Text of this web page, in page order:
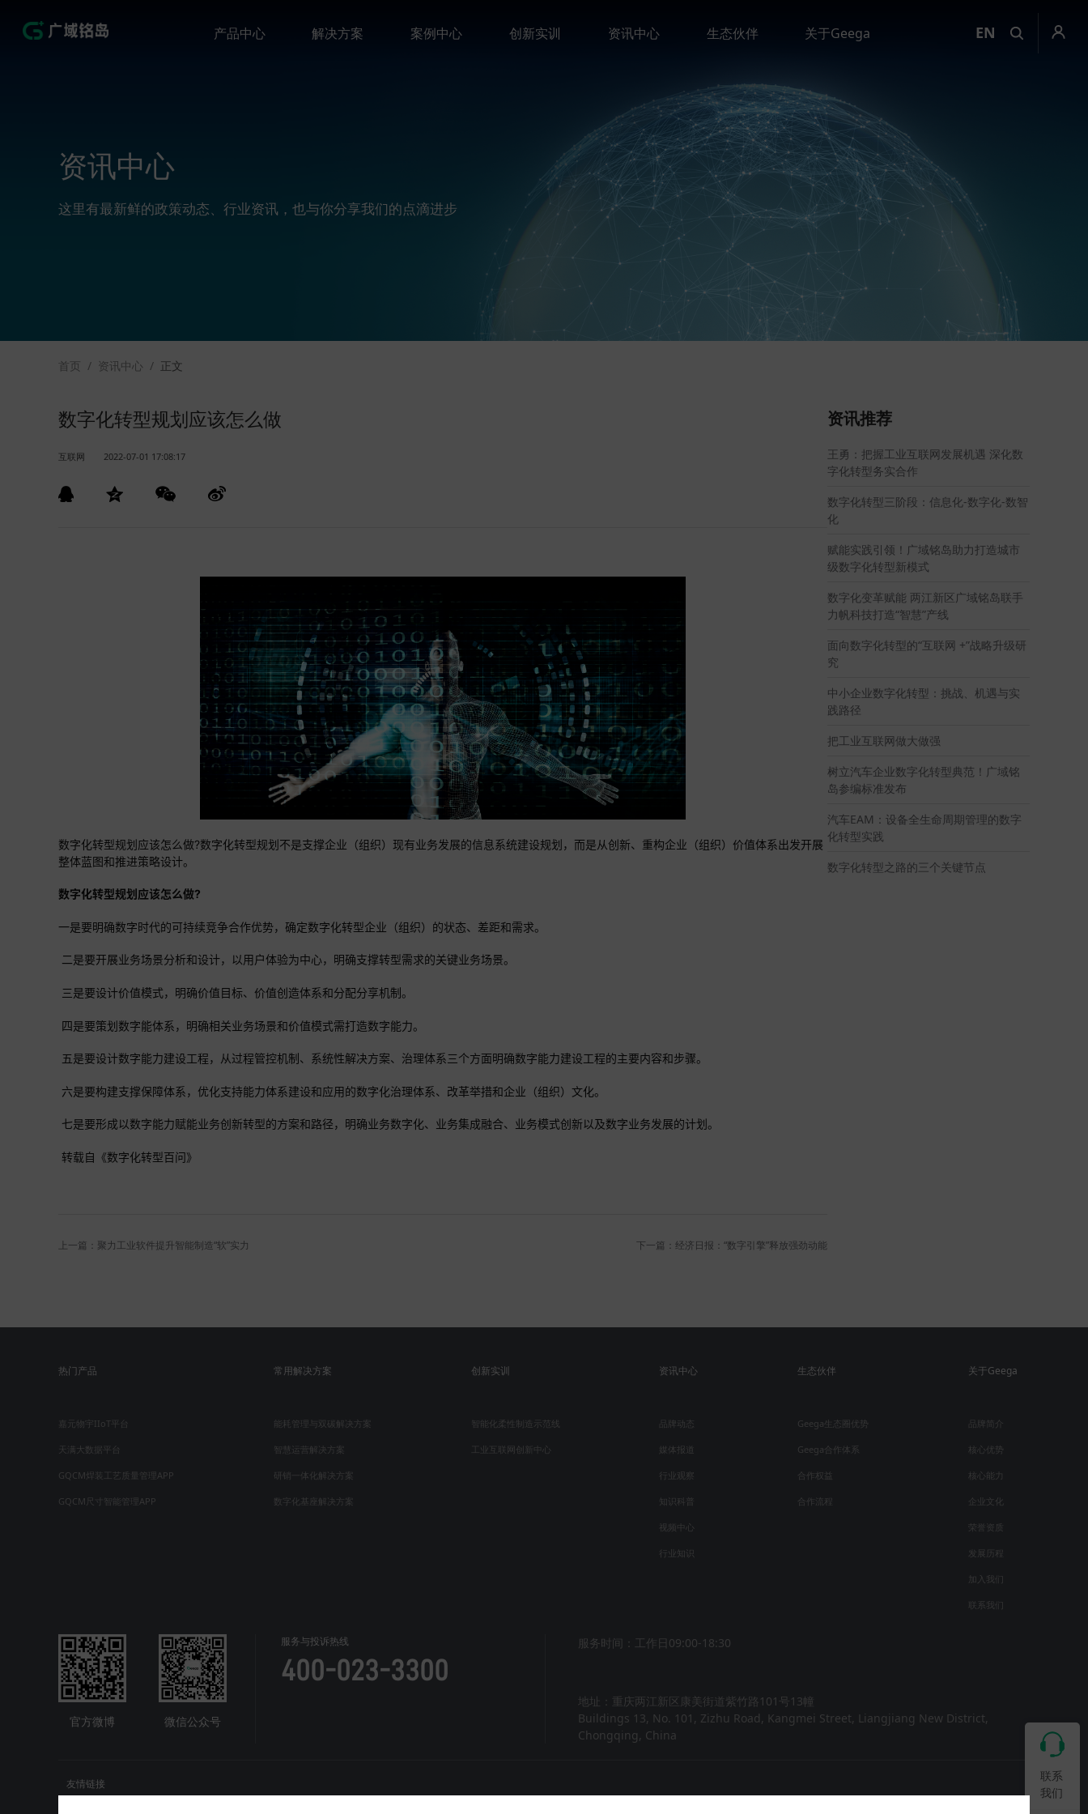
产品中心 解决方案 案例中心 创新实训 资讯中心 生态伙伴 关于Geega EN
资讯中心
这里有最新鲜的政策动态、行业资讯，也与你分享我们的点滴进步
首页 / 资讯中心 / 正文
数字化转型规划应该怎么做
互联网 2022-07-01 17:08:17
数字化转型规划应该怎么做?数字化转型规划不是支撑企业（组织）现有业务发展的信息系统建设规划，而是从创新、重构企业（组织）价值体系出发开展
整体蓝图和推进策略设计。
数字化转型规划应该怎么做?
一是要明确数字时代的可持续竞争合作优势，确定数字化转型企业（组织）的状态、差距和需求。
二是要开展业务场景分析和设计，以用户体验为中心，明确支撑转型需求的关键业务场景。
三是要设计价值模式，明确价值目标、价值创造体系和分配分享机制。
四是要策划数字能体系，明确相关业务场景和价值模式需打造数字能力。
五是要设计数字能力建设工程，从过程管控机制、系统性解决方案、治理体系三个方面明确数字能力建设工程的主要内容和步骤。
六是要构建支撑保障体系，优化支持能力体系建设和应用的数字化治理体系、改革举措和企业（组织）文化。
七是要形成以数字能力赋能业务创新转型的方案和路径，明确业务数字化、业务集成融合、业务模式创新以及数字业务发展的计划。
转载自《数字化转型百问》
上一篇：聚力工业软件提升智能制造“软”实力 下一篇：经济日报：“数字引擎”释放强劲动能
资讯推荐
王勇：把握工业互联网发展机遇 深化数
字化转型务实合作
数字化转型三阶段：信息化-数字化-数智
化
赋能实践引领！广域铭岛助力打造城市
级数字化转型新模式
数字化变革赋能 两江新区广域铭岛联手
力帆科技打造“智慧”产线
面向数字化转型的“互联网 +”战略升级研
究
中小企业数字化转型：挑战、机遇与实
践路径
把工业互联网做大做强
树立汽车企业数字化转型典范！广域铭
岛参编标准发布
汽车EAM：设备全生命周期管理的数字
化转型实践
数字化转型之路的三个关键节点
热门产品
嘉元物宇IIoT平台
天满大数据平台
GQCM焊装工艺质量管理APP
GQCM尺寸智能管理APP
常用解决方案
能耗管理与双碳解决方案
智慧运营解决方案
研销一体化解决方案
数字化基座解决方案
创新实训
智能化柔性制造示范线
工业互联网创新中心
资讯中心
品牌动态
媒体报道
行业观察
知识科普
视频中心
行业知识
生态伙伴
Geega生态圈优势
Geega合作体系
合作权益
合作流程
关于Geega
品牌简介
核心优势
核心能力
企业文化
荣誉资质
发展历程
加入我们
联系我们
官方微博 微信公众号
服务与投诉热线
400-023-3300
服务时间：工作日09:00-18:30
地址：重庆两江新区康美街道紫竹路101号13幢
Buildings 13, No. 101, Zizhu Road, Kangmei Street, Liangjiang New District,
友情链接
联系
我们